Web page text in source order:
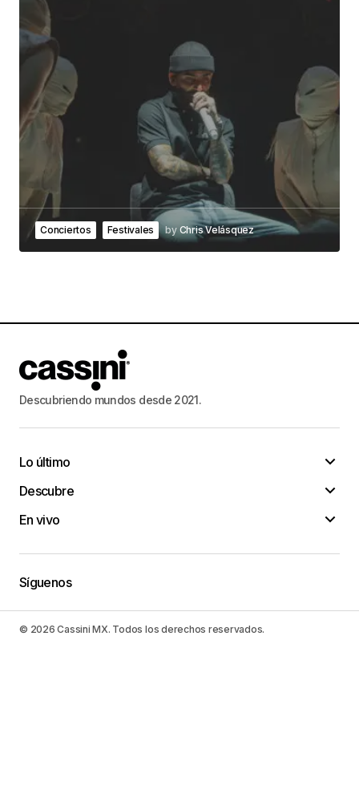
Conciertos Festivales by Chris Velásquez
Descubriendo mundos desde 2021.
Lo último
Descubre
En vivo
Síguenos
© 2026 Cassini MX. Todos los derechos reservados.